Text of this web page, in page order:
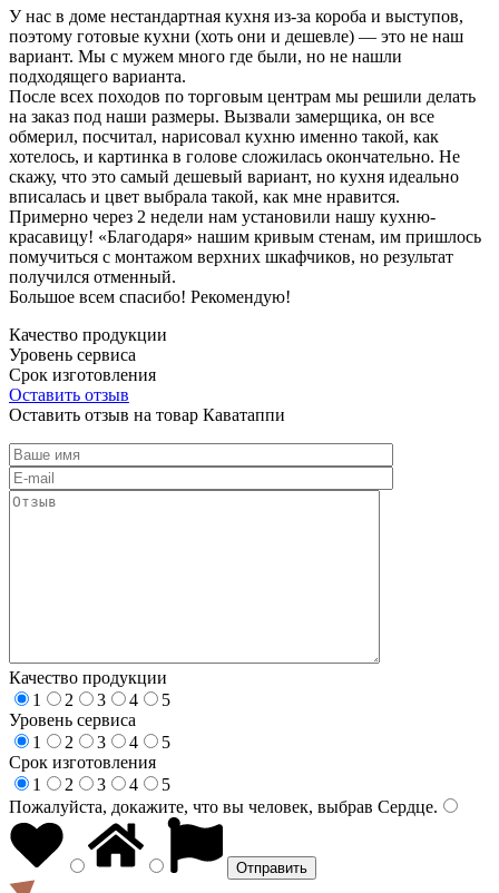
У нас в доме нестандартная кухня из-за короба и выступов,
поэтому готовые кухни (хоть они и дешевле) — это не наш
вариант. Мы с мужем много где были, но не нашли
подходящего варианта.
После всех походов по торговым центрам мы решили делать
на заказ под наши размеры. Вызвали замерщика, он все
обмерил, посчитал, нарисовал кухню именно такой, как
хотелось, и картинка в голове сложилась окончательно. Не
скажу, что это самый дешевый вариант, но кухня идеально
вписалась и цвет выбрала такой, как мне нравится.
Примерно через 2 недели нам установили нашу кухню-
красавицу! «Благодаря» нашим кривым стенам, им пришлось
помучиться с монтажом верхних шкафчиков, но результат
получился отменный.
Большое всем спасибо! Рекомендую!
Качество продукции
Уровень сервиса
Срок изготовления
Оставить отзыв
Оставить отзыв на товар Каватаппи
Качество продукции
1
2 3 4
5
Уровень сервиса
1
2 3 4
5
Срок изготовления
1
2 3 4
5
Пожалуйста, докажите, что вы человек, выбрав Сердце.